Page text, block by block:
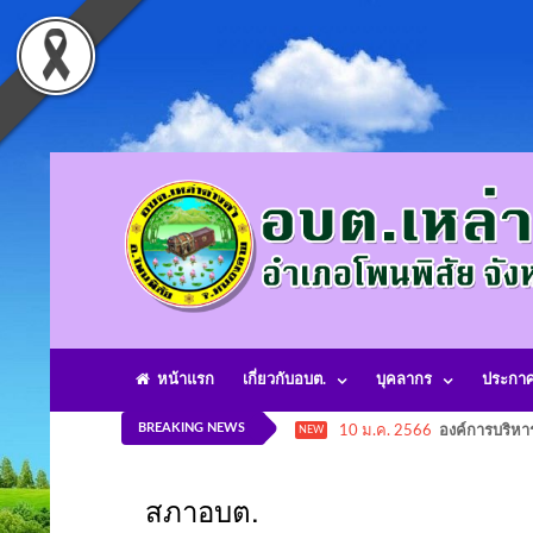
หน้าแรก เกี่ยวกับอบต. บุคลากร ประกา
BREAKING NEWS NEW 10 ม.ค. 2566 องค์การบริห
สภาอบต.